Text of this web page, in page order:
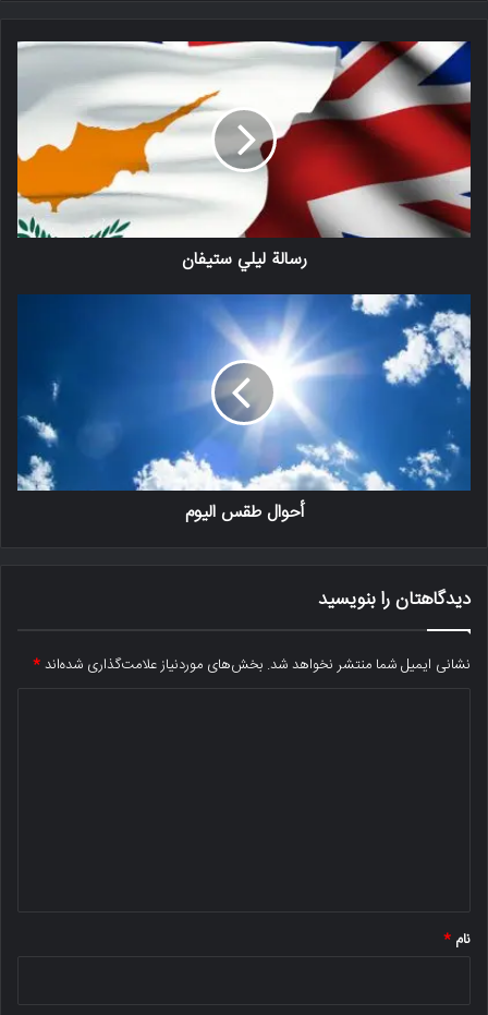
رسالة ليلي ستيفان
أحوال طقس اليوم
دیدگاهتان را بنویسید
نشانی ایمیل شما منتشر نخواهد شد. بخش‌های موردنیاز علامت‌گذاری شده‌اند*
نام *